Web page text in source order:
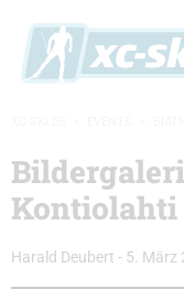
Kontiolahti
Harald Deubert - 5. März